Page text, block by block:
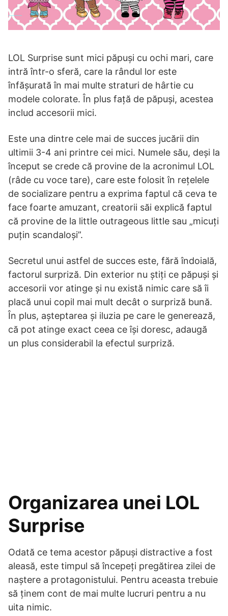
LOL Surprise sunt mici păpuși cu ochi mari, care
intră într-o sferă, care la rândul lor este
înfășurată în mai multe straturi de hârtie cu
modele colorate. În plus față de păpuși, acestea
includ accesorii mici.
Este una dintre cele mai de succes jucării din
ultimii 3-4 ani printre cei mici. Numele său, deși la
început se crede că provine de la acronimul LOL
(râde cu voce tare), care este folosit în rețelele
de socializare pentru a exprima faptul că ceva te
face foarte amuzant, creatorii săi explică faptul
că provine de la little outrageous little sau „micuți
puțin scandaloși”.
Secretul unui astfel de succes este, fără îndoială,
factorul surpriză. Din exterior nu știți ce păpuși și
accesorii vor atinge și nu există nimic care să îi
placă unui copil mai mult decât o surpriză bună.
În plus, așteptarea și iluzia pe care le generează,
că pot atinge exact ceea ce își doresc, adaugă
un plus considerabil la efectul surpriză.
Organizarea unei LOL
Surprise
Odată ce tema acestor păpuși distractive a fost
aleasă, este timpul să începeți pregătirea zilei de
naștere a protagonistului. Pentru aceasta trebuie
să ținem cont de mai multe lucruri pentru a nu
uita nimic.